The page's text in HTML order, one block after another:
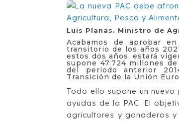
Luis Planas. Ministro de
Acabamos de aprobar
transitorio de los años
estos dos años, estará
supone 47.724 millones
del periodo anterior
Transición de la Unión
Todo ello supone un
ayudas de la PAC. El
agricultores y ganaderos